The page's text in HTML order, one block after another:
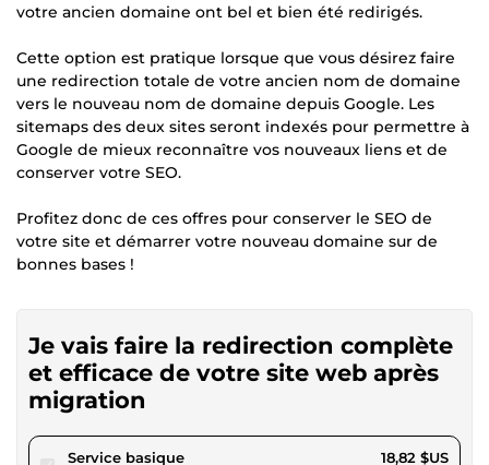
votre ancien domaine ont bel et bien été redirigés.
Cette option est pratique lorsque que vous désirez faire
une redirection totale de votre ancien nom de domaine
vers le nouveau nom de domaine depuis Google. Les
sitemaps des deux sites seront indexés pour permettre à
Google de mieux reconnaître vos nouveaux liens et de
conserver votre SEO.
Profitez donc de ces offres pour conserver le SEO de
votre site et démarrer votre nouveau domaine sur de
bonnes bases !
Je vais faire la redirection complète
et efficace de votre site web après
migration
Service basiquepour 17,34 $US 18,82 $US